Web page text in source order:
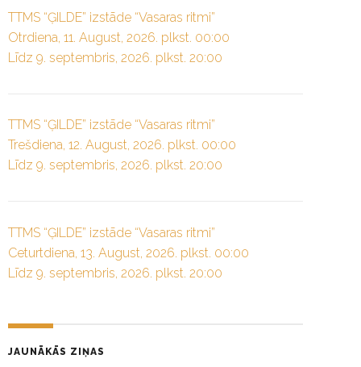
TTMS “ĢILDE” izstāde “Vasaras ritmi”
Otrdiena, 11. August, 2026. plkst. 00:00
Līdz 9. septembris, 2026. plkst. 20:00
TTMS “ĢILDE” izstāde “Vasaras ritmi”
Trešdiena, 12. August, 2026. plkst. 00:00
Līdz 9. septembris, 2026. plkst. 20:00
TTMS “ĢILDE” izstāde “Vasaras ritmi”
Ceturtdiena, 13. August, 2026. plkst. 00:00
Līdz 9. septembris, 2026. plkst. 20:00
JAUNĀKĀS ZIŅAS